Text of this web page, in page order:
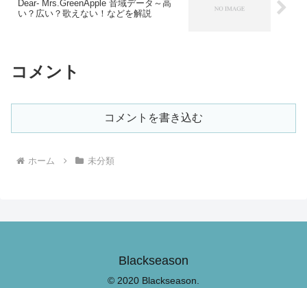
Dear- Mrs.GreenApple 音域データ～高
い？広い？歌えない！などを解説
コメント
コメントを書き込む
ホーム 未分類
Blackseason
© 2020 Blackseason.